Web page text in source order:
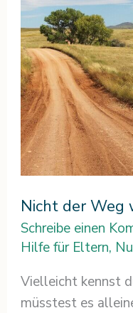
Nicht der Weg
Schreibe einen
Hilfe für Eltern,
Vielleicht kennst
müsstest es
Problem